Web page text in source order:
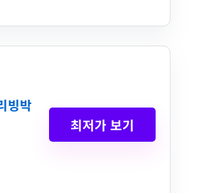
빙박
최저가 보기